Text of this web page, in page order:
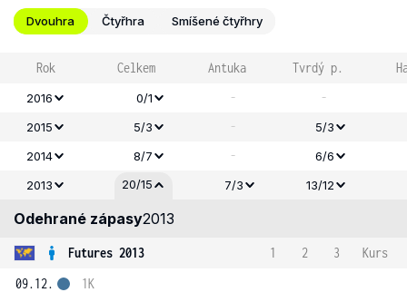
Dvouhra Čtyřhra Smíšené čtyřhry
Rok Celkem Antuka Tvrdý p.
2016 0/1 - -
2015 5/3 -
5/3
2014
8/7 -
6/6
2013
20/15 7/3 13/12
Odehrané zápasy2013
Futures 2013 1 2 3
Kurs
09.12.
1K